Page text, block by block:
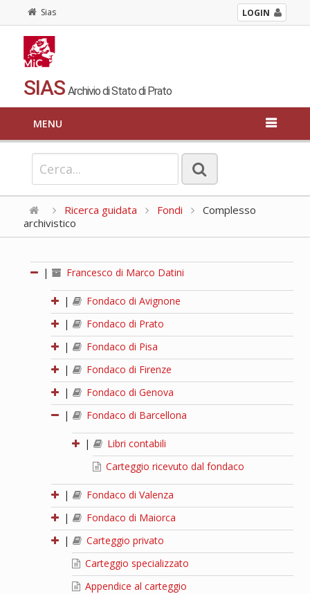
Sias LOGIN
SIAS Archivio di Stato di Prato
MENU
Ricerca guidata Fondi
Complesso
archivistico
| Francesco di Marco Datini
|
Fondaco di Avignone
|
Fondaco di Prato
|
Fondaco di Pisa
|
Fondaco di Firenze
|
Fondaco di Genova
|
Fondaco di Barcellona
|
Libri contabili
Carteggio ricevuto dal fondaco
|
Fondaco di Valenza
|
Fondaco di Maiorca
|
Carteggio privato
Carteggio specializzato
Appendice al carteggio